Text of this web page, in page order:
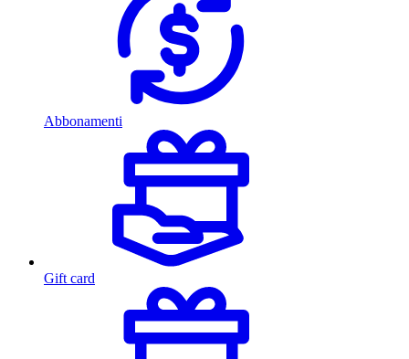
Abbonamenti
Gift card